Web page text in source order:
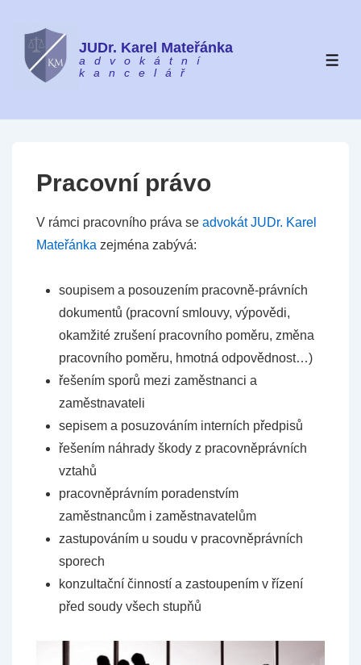
Skip
JUDr. Karel Mateřánka
advokátní
kancelář
Pracovní právo
V rámci pracovního práva se advokát JUDr. Karel
Mateřánka zejména zabývá:
soupisem a posouzením pracovně-právních
dokumentů (pracovní smlouvy, výpovědi,
okamžité zrušení pracovního poměru, změna
pracovního poměru, hmotná odpovědnost…)
řešením sporů mezi zaměstnanci a
zaměstnavateli
sepisem a posuzováním interních předpisů
řešením náhrady škody z pracovněprávních
vztahů
pracovněprávním poradenstvím
zaměstnancům i zaměstnavatelům
zastupováním u soudu v pracovněprávních
sporech
konzultační činností a zastoupením v řízení
před soudy všech stupňů